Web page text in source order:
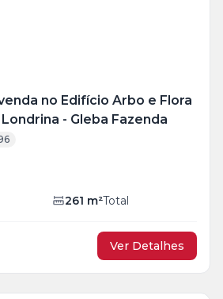
no Edifício Arbo e Flora
- Gleba Fazenda
261 m²Total
Ver Detalhes